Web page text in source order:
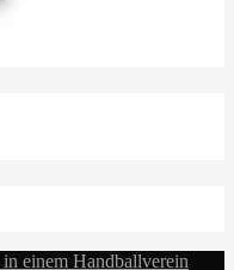
einem Handballverein